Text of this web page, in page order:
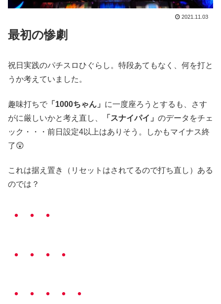
2021.11.03
最初の惨劇
祝日実践のパチスロひぐらし。特段あてもなく、何を打と
うか考えていました。
趣味打ちで 「1000ちゃん」 に一度座ろうとするも、さす
がに厳しいかと考え直し、
「スナイパイ」 のデータをチェ
ック・・・前日設定4以上はありそう。しかもマイナス終
了😲
これは据え置き（リセットはされてるので打ち直し）ある
のでは？
・・・
・・・・
・・・・・